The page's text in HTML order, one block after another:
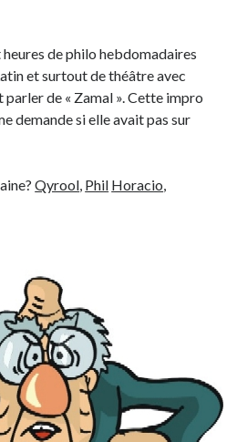
de philo hebdomadaires
et surtout de théâtre avec
de « Zamal ». Cette impro
demande si elle avait pas sur
Qyrool, Phil Horacio,